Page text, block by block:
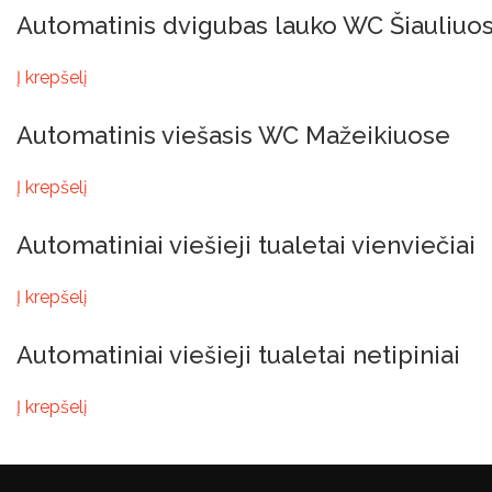
Automatinis dvigubas lauko WC
Į krepšelį
Automatinis viešasis WC Mažeikiuose
Į krepšelį
Automatiniai viešieji tualetai vienviečiai
Į krepšelį
Automatiniai viešieji tualetai netipiniai
Į krepšelį